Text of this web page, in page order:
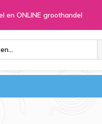
en ONLINE groothandel